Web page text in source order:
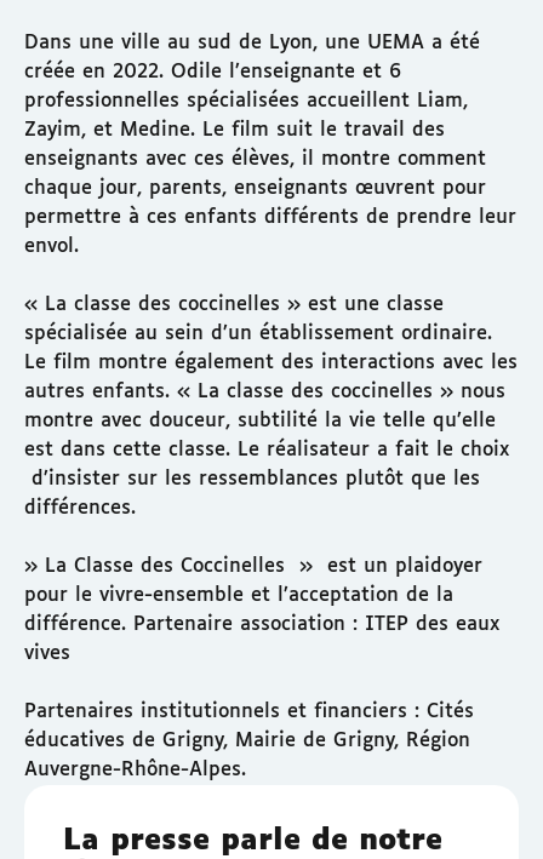
Dans une ville au sud de Lyon, une UEMA a été
créée en 2022. Odile l’enseignante et 6
professionnelles spécialisées accueillent Liam,
Zayim, et Medine. Le film suit le travail des
enseignants avec ces élèves, il montre comment
chaque jour, parents, enseignants œuvrent pour
permettre à ces enfants différents de prendre leur
envol.
« La classe des coccinelles » est une classe
spécialisée au sein d’un établissement ordinaire.
Le film montre également des interactions avec les
autres enfants. « La classe des coccinelles » nous
montre avec douceur, subtilité la vie telle qu’elle
est dans cette classe. Le réalisateur a fait le choix
d’insister sur les ressemblances plutôt que les
différences.
» La Classe des Coccinelles » est un plaidoyer
pour le vivre-ensemble et l’acceptation de la
différence. Partenaire association : ITEP des eaux
vives
Partenaires institutionnels et financiers : Cités
éducatives de Grigny, Mairie de Grigny, Région
Auvergne-Rhône-Alpes.
La presse parle de notre